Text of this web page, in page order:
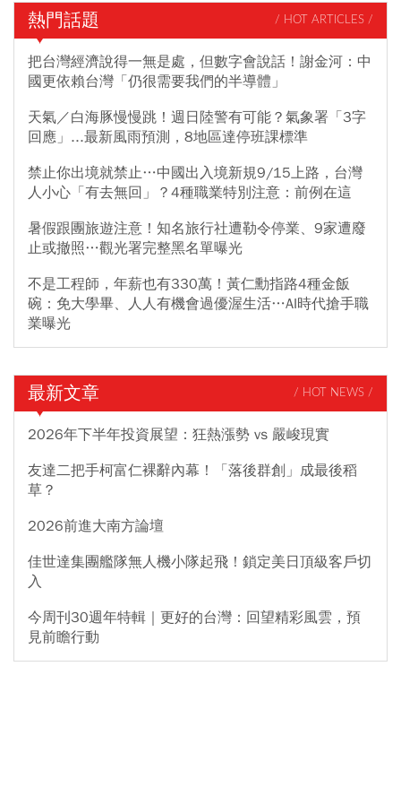
熱門話題 / HOT ARTICLES /
把台灣經濟說得一無是處，但數字會說話！謝金河：中
國更依賴台灣「仍很需要我們的半導體」
天氣／白海豚慢慢跳！週日陸警有可能？氣象署「3字
回應」...最新風雨預測，8地區達停班課標準
禁止你出境就禁止…中國出入境新規9/15上路，台灣
人小心「有去無回」？4種職業特別注意：前例在這
暑假跟團旅遊注意！知名旅行社遭勒令停業、9家遭廢
止或撤照…觀光署完整黑名單曝光
不是工程師，年薪也有330萬！黃仁勳指路4種金飯
碗：免大學畢、人人有機會過優渥生活…AI時代搶手職
業曝光
最新文章 / HOT NEWS /
2026年下半年投資展望：狂熱漲勢 vs 嚴峻現實
友達二把手柯富仁裸辭內幕！「落後群創」成最後稻
草？
2026前進大南方論壇
佳世達集團艦隊無人機小隊起飛！鎖定美日頂級客戶切
入
今周刊30週年特輯｜更好的台灣：回望精彩風雲，預
見前瞻行動